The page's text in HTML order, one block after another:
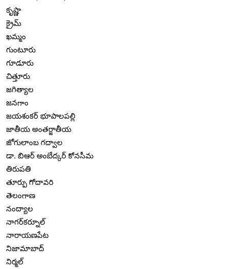
కృష్ణా
క్రైమ్
ఖమ్మం
గుంటూరు
గూడూరు
చిత్తూరు
జగిత్యాల
జనగాం
జయశంకర్ భూపాలపల్లి
జాతీయ అంతర్జాతీయ
జోగులాంబ గద్వాల
డా. బిఆర్ అంబేద్కర్ కోనసీమ
తిరుపతి
తూర్పు గోదావరి
తెలంగాణ
నంద్యాల
నాగర్‌కర్నూల్
నారాయణపేట
నిజామాబాద్
నిర్మల్